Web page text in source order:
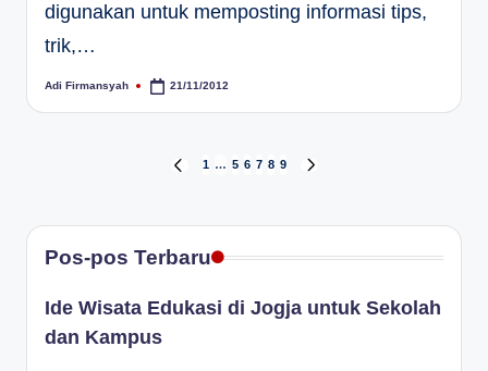
digunakan untuk memposting informasi tips,
trik,…
Posted
Adi Firmansyah 21/11/2012
PREVIOUS
1 … 5 6 7 8 9
Pos-pos Terbaru
Ide Wisata Edukasi di Jogja untuk Sekolah
dan Kampus